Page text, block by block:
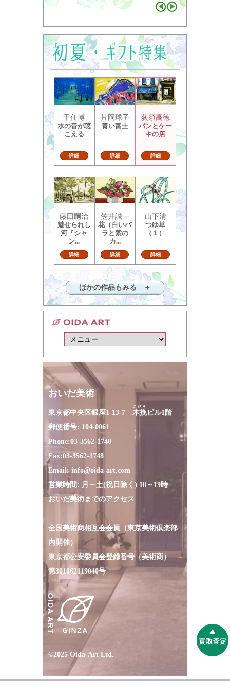
千住博
水の音が聴
こえる
詳細
片岡球子
青い富士
詳細
荻須高徳
パンとケー
キの店
詳細
藤田嗣治
魅せられし
河『シャ
ン...
詳細
笠井誠一
花（白いバ
ラと紫の
カ...
詳細
山下清
つゆ草
（１）
詳細
ほかの作品もみる ＋
おいだ美術
東京都中央区銀座1-13-7 木挽
こびき
ビル1階
郵便番号: 104-0061
Phone:03-3562-1740
Fax:03-3562-1748
Email:info@oida-art.com
営業時間: 月～土(祝日除く) 10～19時
おいだ美術までのアクセス
全国美術商相互会会員（東京美術倶楽部
内開催）
東京都公安委員会登録番号（美術商）
第301062119040号
©2025 Oida-Art Ltd.